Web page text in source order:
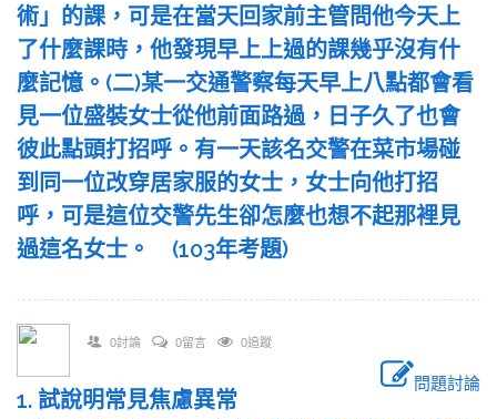
術」的課，可是在當天回家前主管問他今天上
了什麼課時，他發現早上上過的課幾乎沒有什
麼記憶。(二)某一交通警察每天早上八點都會看
見一位盛裝女士從他前面路過，日子久了也會
彼此點頭打招呼。有一天該名交警在菜市場碰
到同一位改穿居家服的女士，女士向他打招
呼，可是這位交警先生卻怎麼也想不起那裡見
過這名女士。 (103年考題)
0討論 0留言 0追蹤
問題討論
1. 試說明常見焦慮異常